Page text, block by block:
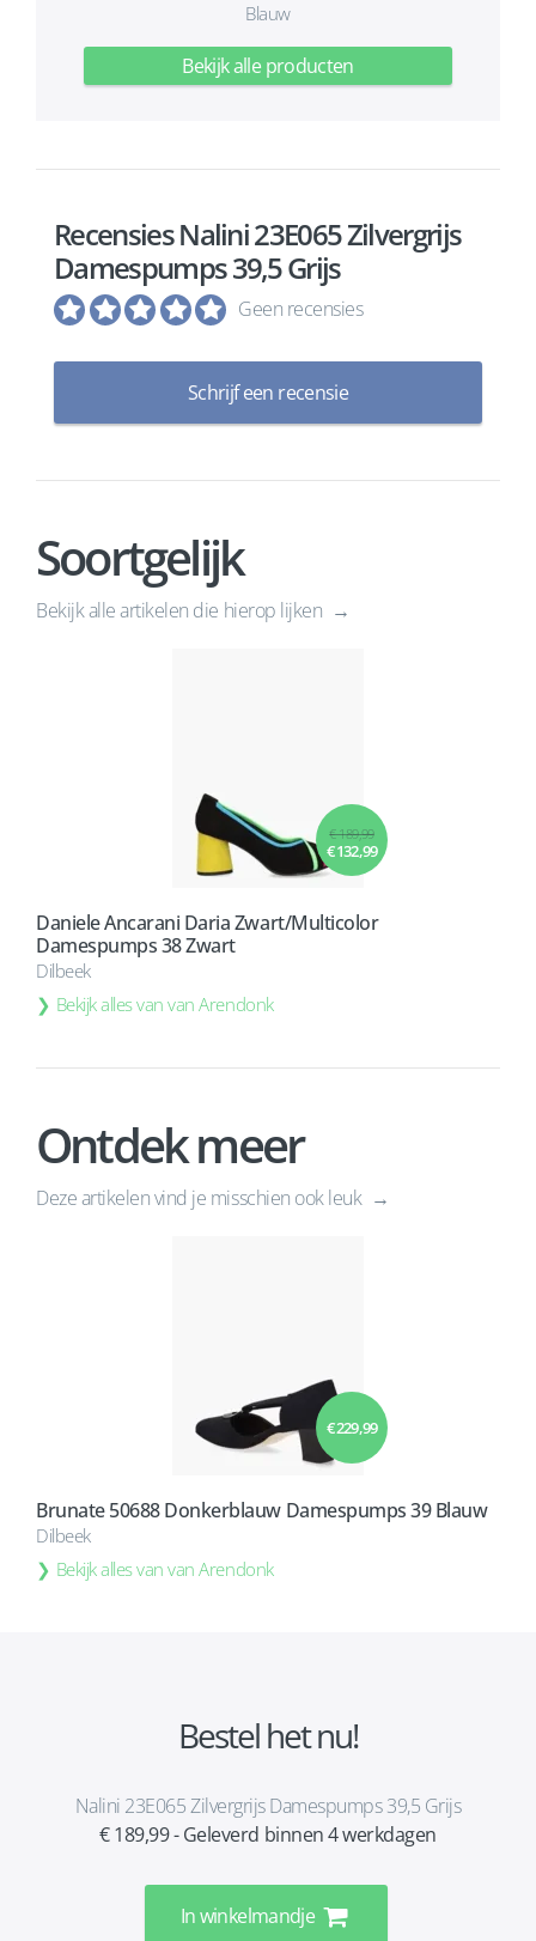
Blauw
Bekijk alle producten
Recensies Nalini 23E065 Zilvergrijs
Damespumps 39,5 Grijs
Geen recensies
Schrijf een recensie
Soortgelijk
Bekijk alle artikelen die hierop lijken
€ 189,99
€ 132,99
Daniele Ancarani Daria Zwart/Multicolor
Damespumps 38 Zwart
Dilbeek
Bekijk alles van van Arendonk
€ 229,99
Brunate 50688 Donkerblauw Damespumps 39 Blauw
Dilbeek
Bekijk alles van van Arendonk
Ontdek meer
Deze artikelen vind je misschien ook leuk
Bestel het nu!
Nalini 23E065 Zilvergrijs Damespumps 39,5 Grijs
€ 189,99 - Geleverd binnen 4 werkdagen
In winkelmandje